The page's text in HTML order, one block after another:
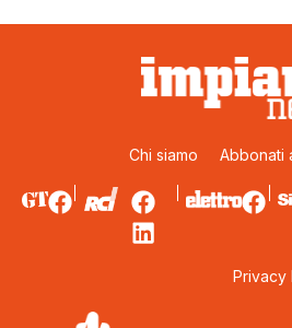
Chi siamo Abbonati
Privacy